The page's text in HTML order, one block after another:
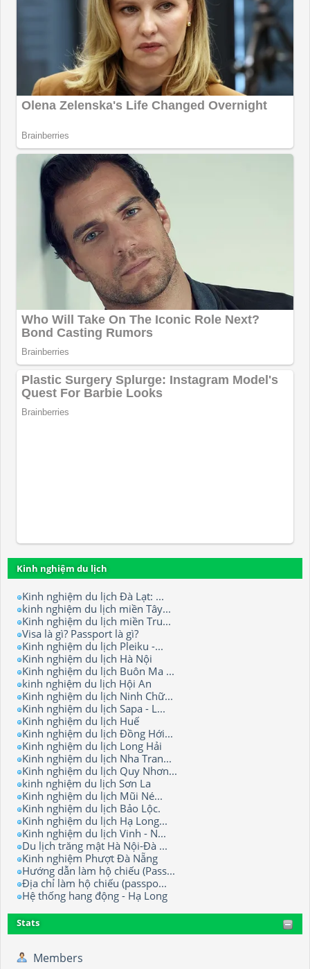
Kinh nghiệm du lịch
Kinh nghiệm du lịch Đà Lạt: ...
kinh nghiệm du lịch miền Tây...
Kinh nghiệm du lịch miền Tru...
Visa là gì? Passport là gì?
Kinh nghiệm du lịch Pleiku -...
Kinh nghiệm du lịch Hà Nội
Kinh nghiệm du lịch Buôn Ma ...
kinh nghiệm du lịch Hội An
Kinh nghiệm du lịch Ninh Chữ...
Kinh nghiệm du lịch Sapa - L...
Kinh nghiệm du lịch Huế
Kinh nghiệm du lịch Đồng Hới...
Kinh nghiệm du lịch Long Hải
Kinh nghiệm du lịch Nha Tran...
Kinh nghiệm du lịch Quy Nhơn...
kinh nghiệm du lịch Sơn La
Kinh nghiệm du lịch Mũi Né...
Kinh nghiệm du lịch Bảo Lộc.
Kinh nghiệm du lịch Hạ Long...
Kinh nghiệm du lịch Vinh - N...
Du lịch trăng mật Hà Nội-Đà ...
Kinh nghiệm Phượt Đà Nẵng
Hướng dẫn làm hộ chiếu (Pass...
Địa chỉ làm hộ chiếu (passpo...
Hệ thống hang động - Hạ Long
Stats
Members